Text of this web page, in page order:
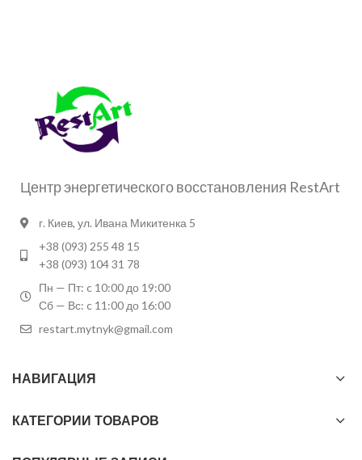
Центр энергетического восстановления RestArt
г. Киев, ул. Ивана Микитенка 5
+38 (093) 255 48 15
+38 (093) 104 31 78
Пн — Пт: c 10:00 до 19:00
Сб — Вс: c 11:00 до 16:00
restart.mytnyk@gmail.com
НАВИГАЦИЯ
КАТЕГОРИИ ТОВАРОВ